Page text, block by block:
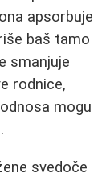
apsorbuje
baš tamo
smanjuje
rodnice,
mogu
svedoče